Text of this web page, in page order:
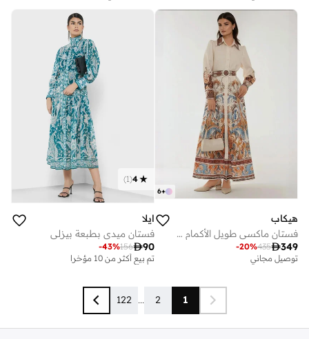
+
6
هيكاب
فستان ماكسي طويل الأكمام مطبوع بحزام
349
435
-20%
توصيل مجاني
4
(
1
)
ايلا
فستان ميدي بطبعة بيزلي
90
156
-43%
تم بيع أكثر من 10 مؤخرا
1
2
...
122